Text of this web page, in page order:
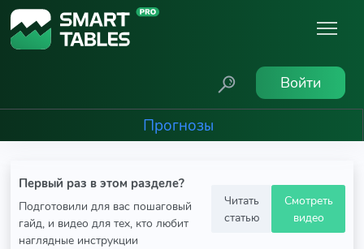
Войти
Прогнозы
Первый раз в этом разделе?
Подготовили для вас пошаговый
гайд, и видео для тех, кто любит
наглядные инструкции
Читать
статью
Смотреть
видео